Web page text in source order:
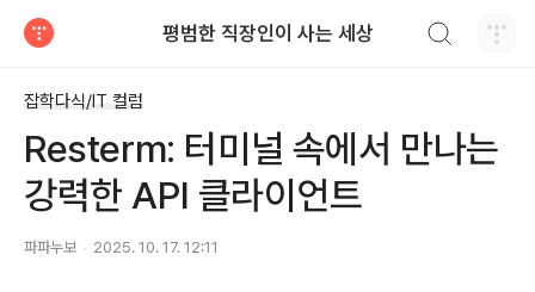
평범한 직장인이 사는 세상
잡학다식/IT 컬럼
Resterm: 터미널 속에서 만나는
강력한 API 클라이언트
파파누보 2025. 10. 17. 12:11